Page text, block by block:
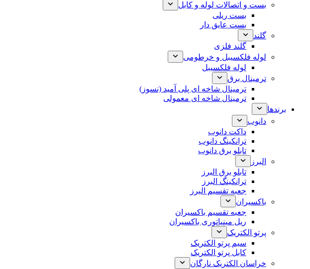
بست و اتصالات لوله و کابل
بست ریلی
بست عایق دار
گلند
گلند فلزی
لوله فلکسیبل و خرطومی
لوله فلکسیبل
ترمینال برق
ترمینال شاخه ای پلی آمید (نسوز)
ترمینال شاخه ای معمولی
برندها
دانوب
داکت دانوب
ترانکینگ دانوب
تابلو برق دانوب
البرز
تابلو برق البرز
ترانکینگ البرز
جعبه تقسیم البرز
باکسیران
جعبه تقسیم باکسیران
ریل مینیاتوری باکسیران
پرتو الکتریک
سیم پرتو الکتریک
کابل پرتو الکتریک
خراسان الکتریک نارگان